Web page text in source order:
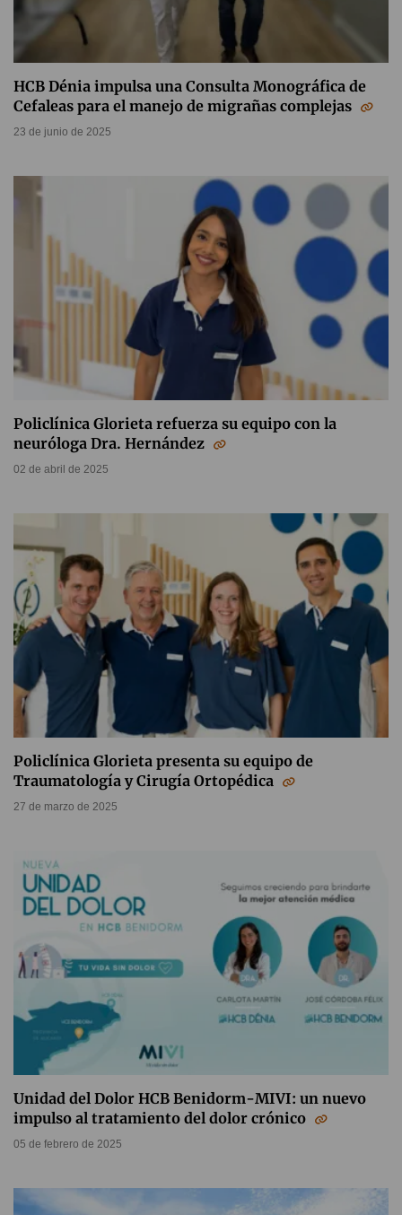
HCB Dénia impulsa una Consulta Monográfica de
Cefaleas para el manejo de migrañas complejas
23 de junio de 2025
Policlínica Glorieta refuerza su equipo con la
neuróloga Dra. Hernández
02 de abril de 2025
Policlínica Glorieta presenta su equipo de
Traumatología y Cirugía Ortopédica
27 de marzo de 2025
Unidad del Dolor HCB Benidorm-MIVI: un nuevo
impulso al tratamiento del dolor crónico
05 de febrero de 2025